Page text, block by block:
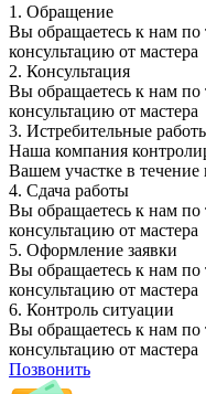
1. Обращение
Вы обращаетесь к нам по
консультацию от мастера
2. Консультация
Вы обращаетесь к нам по
консультацию от мастера
3. Истребительные
Наша компания
Вашем участке в течение
4. Сдача работы
Вы обращаетесь к нам по
консультацию от мастера
5. Оформление заявки
Вы обращаетесь к нам по
консультацию от мастера
6. Контроль ситуации
Вы обращаетесь к нам по
консультацию от мастера
Позвонить